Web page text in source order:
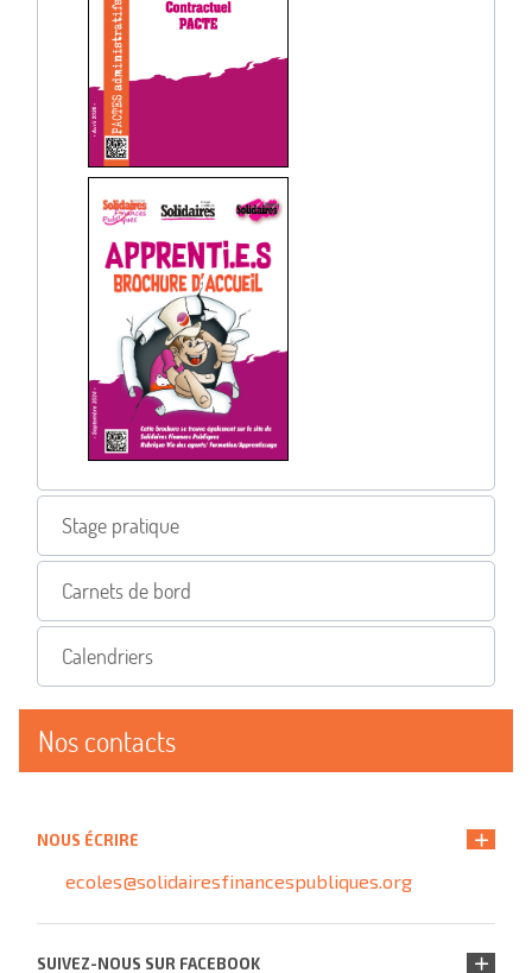
Stage pratique
Carnets de bord
Calendriers
Nos contacts
NOUS ÉCRIRE
ecoles@solidairesfinancespubliques.org
SUIVEZ-NOUS SUR FACEBOOK